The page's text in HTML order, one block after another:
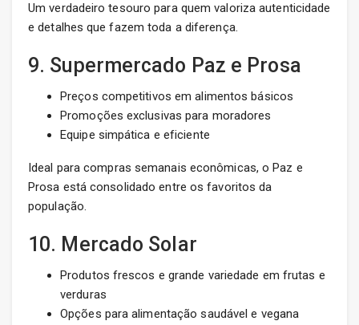
Um verdadeiro tesouro para quem valoriza autenticidade
e detalhes que fazem toda a diferença.
9. Supermercado Paz e Prosa
Preços competitivos em alimentos básicos
Promoções exclusivas para moradores
Equipe simpática e eficiente
Ideal para compras semanais econômicas, o Paz e
Prosa está consolidado entre os favoritos da
população.
10. Mercado Solar
Produtos frescos e grande variedade em frutas e
verduras
Opções para alimentação saudável e vegana